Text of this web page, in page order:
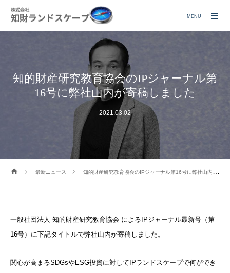
知的財産研究教育協会のIPジャーナル第
16号に弊社山内が寄稿しました
2021.03.02
最新ニュース 知的財産研究教育協会のIPジャーナル第16号に弊社山内が寄稿しました
一般社団法人 知的財産研究教育協会 によるIPジャーナル最新号（第
16号） に下記タイトルで弊社山内が寄稿しました。
関心が高まるSDGsやESG投資に対してIPランドスケープで何ができ
MENU